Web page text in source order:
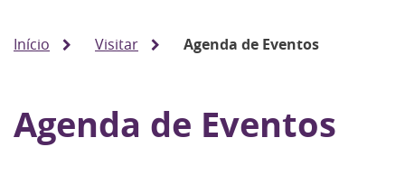
Início Visitar Agenda de Eventos
Agenda de Eventos